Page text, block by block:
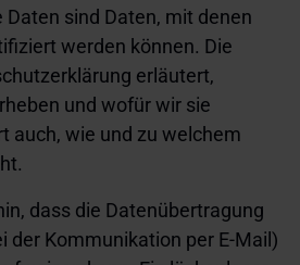
sind Daten, mit denen
werden können. Die
erläutert,
und wofür wir sie
auch, wie und zu welchem
dass die Datenübertragung
der Kommunikation per E-Mail)